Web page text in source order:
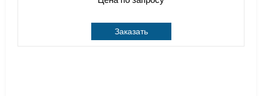
Заказать